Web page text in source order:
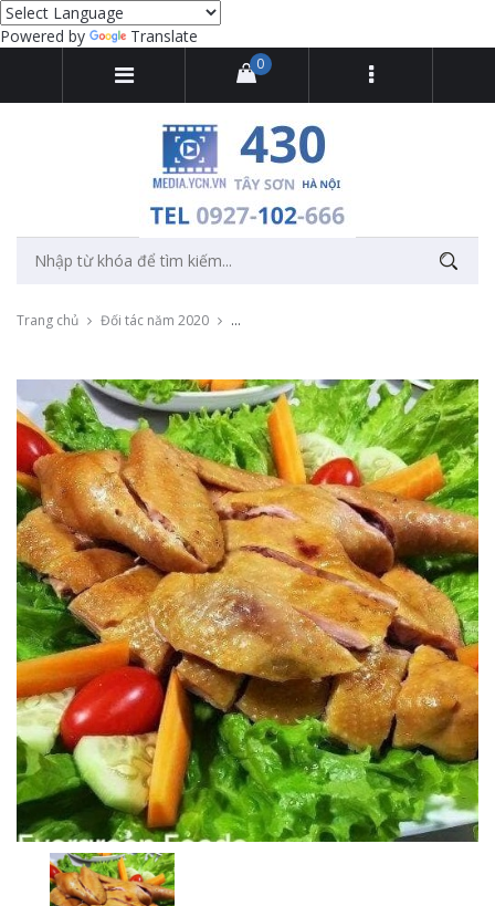
Powered by Translate
0
Trang chủ Đối tác năm 2020 Thu âm phát loa quảng cáo cho Thực